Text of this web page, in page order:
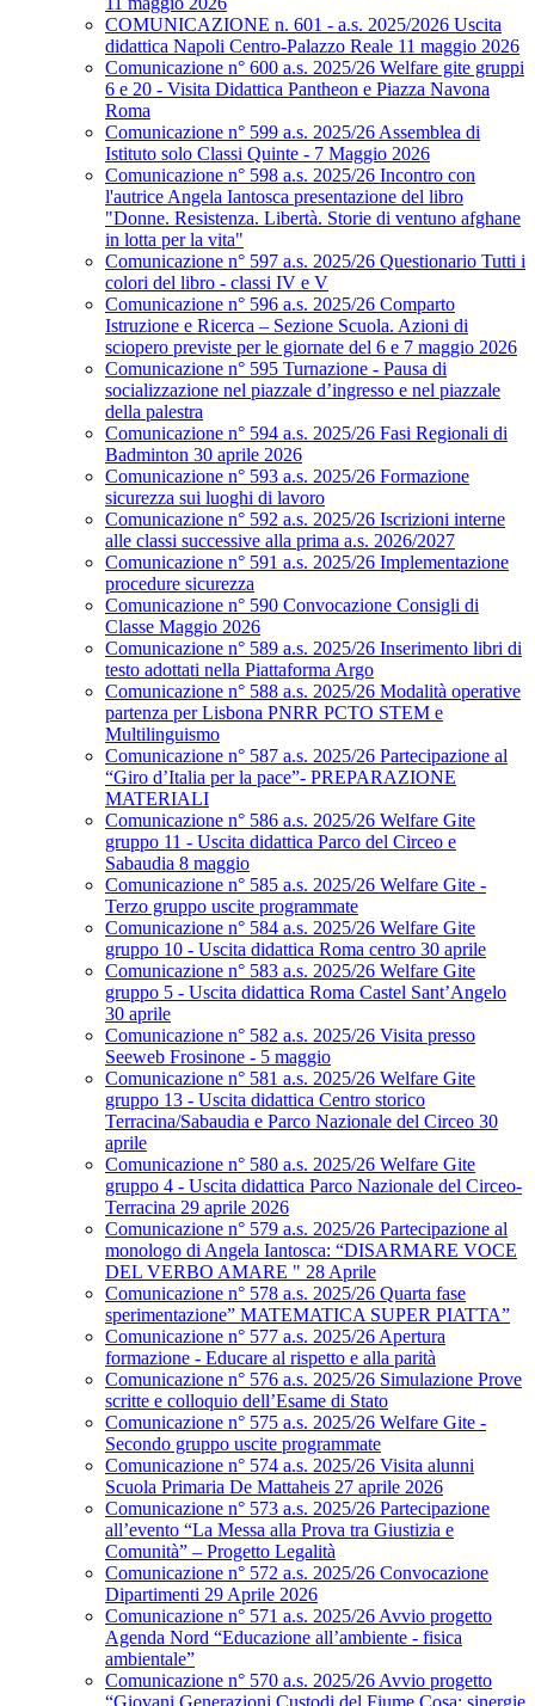
COMUNICAZIONE n. 601 - a.s. 2025/2026 Uscita
didattica Napoli Centro-Palazzo Reale 11 maggio 2026
Comunicazione n° 600 a.s. 2025/26 Welfare gite gruppi
6 e 20 - Visita Didattica Pantheon e Piazza Navona
Roma
Comunicazione n° 599 a.s. 2025/26 Assemblea di
Istituto solo Classi Quinte - 7 Maggio 2026
Comunicazione n° 598 a.s. 2025/26 Incontro con
l'autrice Angela Iantosca presentazione del libro
"Donne. Resistenza. Libertà. Storie di ventuno afghane
in lotta per la vita"
Comunicazione n° 597 a.s. 2025/26 Questionario Tutti i
colori del libro - classi IV e V
Comunicazione n° 596 a.s. 2025/26 Comparto
Istruzione e Ricerca – Sezione Scuola. Azioni di
sciopero previste per le giornate del 6 e 7 maggio 2026
Comunicazione n° 595 Turnazione - Pausa di
socializzazione nel piazzale d’ingresso e nel piazzale
della palestra
Comunicazione n° 594 a.s. 2025/26 Fasi Regionali di
Badminton 30 aprile 2026
Comunicazione n° 593 a.s. 2025/26 Formazione
sicurezza sui luoghi di lavoro
Comunicazione n° 592 a.s. 2025/26 Iscrizioni interne
alle classi successive alla prima a.s. 2026/2027
Comunicazione n° 591 a.s. 2025/26 Implementazione
procedure sicurezza
Comunicazione n° 590 Convocazione Consigli di
Classe Maggio 2026
Comunicazione n° 589 a.s. 2025/26 Inserimento libri di
testo adottati nella Piattaforma Argo
Comunicazione n° 588 a.s. 2025/26 Modalità operative
partenza per Lisbona PNRR PCTO STEM e
Multilinguismo
Comunicazione n° 587 a.s. 2025/26 Partecipazione al
“Giro d’Italia per la pace”- PREPARAZIONE
MATERIALI
Comunicazione n° 586 a.s. 2025/26 Welfare Gite
gruppo 11 - Uscita didattica Parco del Circeo e
Sabaudia 8 maggio
Comunicazione n° 585 a.s. 2025/26 Welfare Gite -
Terzo gruppo uscite programmate
Comunicazione n° 584 a.s. 2025/26 Welfare Gite
gruppo 10 - Uscita didattica Roma centro 30 aprile
Comunicazione n° 583 a.s. 2025/26 Welfare Gite
gruppo 5 - Uscita didattica Roma Castel Sant’Angelo
30 aprile
Comunicazione n° 582 a.s. 2025/26 Visita presso
Seeweb Frosinone - 5 maggio
Comunicazione n° 581 a.s. 2025/26 Welfare Gite
gruppo 13 - Uscita didattica Centro storico
Terracina/Sabaudia e Parco Nazionale del Circeo 30
aprile
Comunicazione n° 580 a.s. 2025/26 Welfare Gite
gruppo 4 - Uscita didattica Parco Nazionale del Circeo-
Terracina 29 aprile 2026
Comunicazione n° 579 a.s. 2025/26 Partecipazione al
monologo di Angela Iantosca: “DISARMARE VOCE
DEL VERBO AMARE " 28 Aprile
Comunicazione n° 578 a.s. 2025/26 Quarta fase
sperimentazione” MATEMATICA SUPER PIATTA”
Comunicazione n° 577 a.s. 2025/26 Apertura
formazione - Educare al rispetto e alla parità
Comunicazione n° 576 a.s. 2025/26 Simulazione Prove
scritte e colloquio dell’Esame di Stato
Comunicazione n° 575 a.s. 2025/26 Welfare Gite -
Secondo gruppo uscite programmate
Comunicazione n° 574 a.s. 2025/26 Visita alunni
Scuola Primaria De Mattaheis 27 aprile 2026
Comunicazione n° 573 a.s. 2025/26 Partecipazione
all’evento “La Messa alla Prova tra Giustizia e
Comunità” – Progetto Legalità
Comunicazione n° 572 a.s. 2025/26 Convocazione
Dipartimenti 29 Aprile 2026
Comunicazione n° 571 a.s. 2025/26 Avvio progetto
Agenda Nord “Educazione all’ambiente - fisica
ambientale”
Comunicazione n° 570 a.s. 2025/26 Avvio progetto